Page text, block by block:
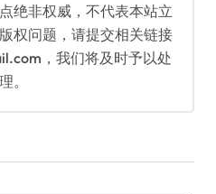
绝非权威，不代表本站立
权问题，请提交相关链接
，我们将及时予以处
理。